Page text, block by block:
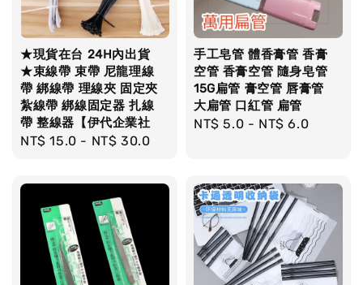
★現貨在台 24H內出貨
★束線帶 束帶 尼龍理線
帶 綁線帶 理線夾 固定夾
紮線帶 綁線固定器 扎線
帶 整線器【伊代企業社
Regular
NT$ 15.0 - NT$ 30.0
手工皂管 體香膏管 香膏
空管 香膏空管 隨身皂管
15G扁管 膏空管 唇膏管
大扁管 口紅管 扁管
Regular
NT$ 5.0 - NT$ 6.0